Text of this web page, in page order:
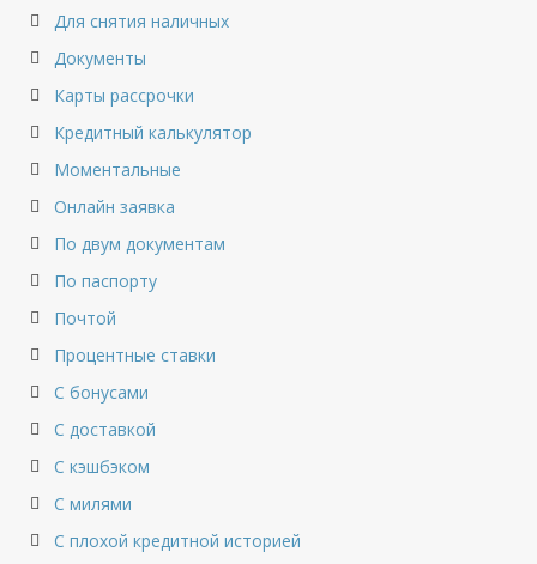
Для снятия наличных
Документы
Карты рассрочки
Кредитный калькулятор
Моментальные
Онлайн заявка
По двум документам
По паспорту
Почтой
Процентные ставки
С бонусами
С доставкой
С кэшбэком
С милями
С плохой кредитной историей